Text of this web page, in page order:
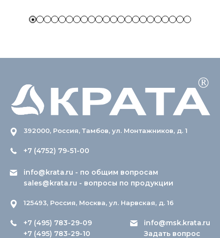
392000, Россия, Тамбов, ул. Монтажников, д. 1
+7 (4752) 79-51-00
info@krata.ru - по общим вопросам
sales@krata.ru - вопросы по продукции
125493, Россия, Москва, ул. Нарвская, д. 16
+7 (495) 783-29-09
+7 (495) 783-29-10
info@msk.krata.ru
Задать вопрос